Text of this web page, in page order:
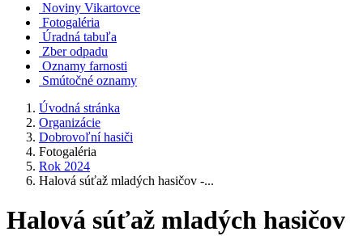
Noviny Vikartovce
Fotogaléria
Úradná tabuľa
Zber odpadu
Oznamy farnosti
Smútočné oznamy
Úvodná stránka
Organizácie
Dobrovoľní hasiči
Fotogaléria
Rok 2024
Halová súťaž mladých hasičov -...
Halová súťaž mladých hasičov